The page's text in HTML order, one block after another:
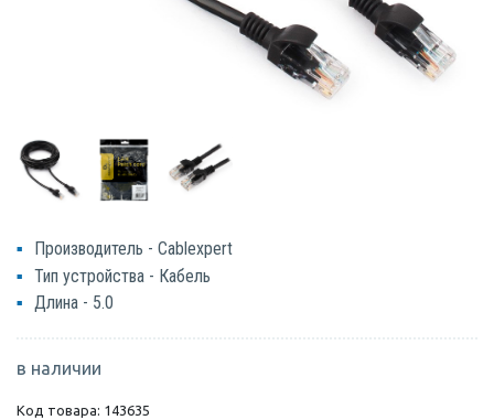
Производитель - Cablexpert
Тип устройства - Кабель
Длина - 5.0
в наличии
Код товара: 143635